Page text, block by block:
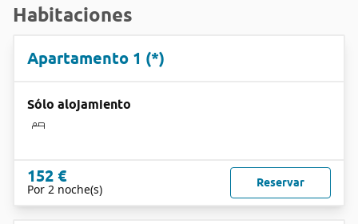
Habitaciones
Apartamento 1 (*)
Sólo alojamiento
152 €
Por 2 noche(s) Reservar